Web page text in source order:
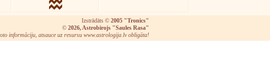
Izstrādāts © 2005 "Tronics"
© 2026, Astrobirojs "Saules Rasa"
informāciju, atsauce uz resursu www.astrologija.lv obligāta!